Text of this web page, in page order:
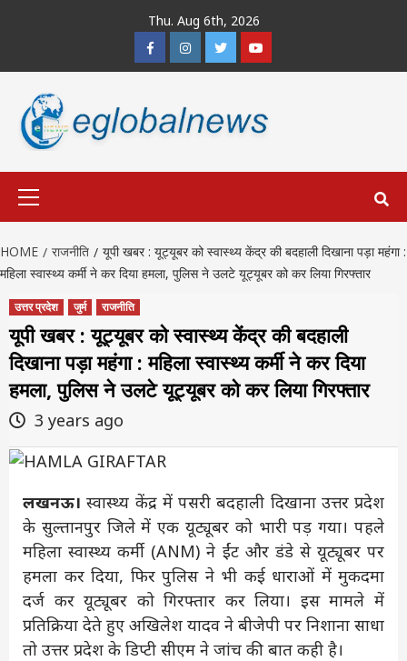
Thu. Aug 6th, 2026
FacebookInstagramTwitterYoutube
HOME राजनीति
यूपी खबर : यूट्यूबर को स्वास्थ्य केंद्र की बदहाली दिखाना पड़ा महंगा :
महिला स्वास्थ्य कर्मी ने कर दिया हमला, पुलिस ने उलटे यूट्यूबर को कर लिया गिरफ्तार
उत्तर प्रदेश जुर्म राजनीति
यूपी खबर : यूट्यूबर को स्वास्थ्य केंद्र की बदहाली
दिखाना पड़ा महंगा : महिला स्वास्थ्य कर्मी ने कर दिया
हमला, पुलिस ने उलटे यूट्यूबर को कर लिया गिरफ्तार
3 years ago
लखनऊ। स्वास्थ्य केंद्र में पसरी बदहाली दिखाना उत्तर प्रदेश
के सुल्तानपुर जिले में एक यूट्यूबर को भारी पड़ गया। पहले
महिला स्वास्थ्य कर्मी (ANM) ने ईंट और डंडे से यूट्यूबर पर
हमला कर दिया, फिर पुलिस ने भी कई धाराओं में मुकदमा
दर्ज कर यूट्यूबर को गिरफ्तार कर लिया। इस मामले में
प्रतिक्रिया देते हुए अखिलेश यादव ने बीजेपी पर निशाना साधा
तो उत्तर प्रदेश के डिप्टी सीएम ने जांच की बात कही है।